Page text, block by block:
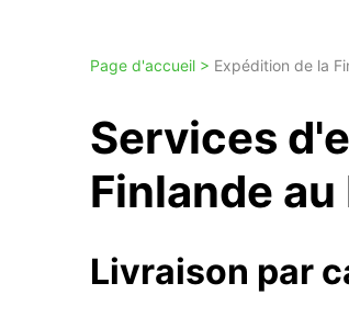
Page d'accueil > Expédition de la
Services
Finlande
Livraison par